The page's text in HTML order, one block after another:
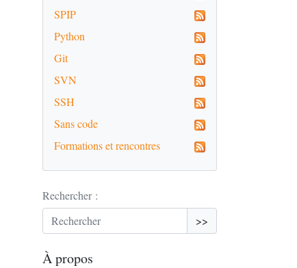
SPIP
Python
Git
SVN
SSH
Sans code
Formations et rencontres
Rechercher :
>>
À propos